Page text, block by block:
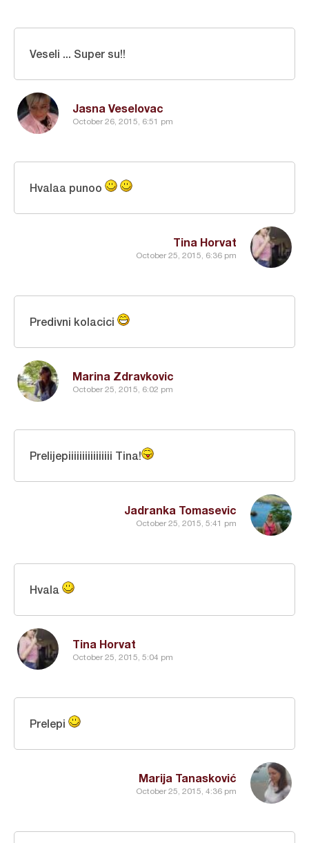
Jasna Veselovac
October 26, 2015, 6:51 pm
Veseli ... Super su!!
Tina Horvat
October 25, 2015, 6:36 pm
Hvalaa punoo
Marina Zdravkovic
October 25, 2015, 6:02 pm
Predivni kolacici
Jadranka Tomasevic
October 25, 2015, 5:41 pm
Prelijepiiiiiiiiiiiiiiii Tina!
Tina Horvat
October 25, 2015, 5:04 pm
Hvala
Marija Tanasković
October 25, 2015, 4:36 pm
Prelepi